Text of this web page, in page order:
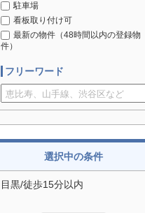
駐車場
看板取り付け可
最新の物件（48時間以内の登録物
件）
フリーワード
選択中の条件
目黒/徒歩15分以内